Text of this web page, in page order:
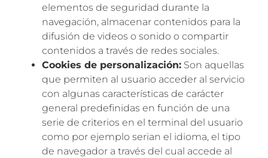
elementos de seguridad durante la
navegación, almacenar contenidos para la
difusión de videos o sonido o compartir
contenidos a través de redes sociales.
Cookies de personalización: Son aquellas
que permiten al usuario acceder al servicio
con algunas características de carácter
general predefinidas en función de una
serie de criterios en el terminal del usuario
como por ejemplo serian el idioma, el tipo
de navegador a través del cual accede al